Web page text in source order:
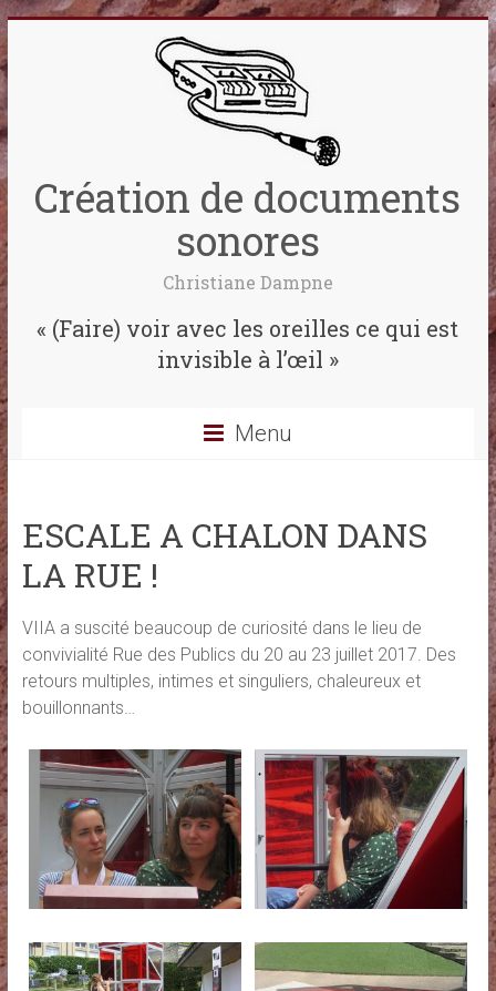
Création de documents
sonores
Christiane Dampne
« (Faire) voir avec les oreilles ce qui est
invisible à l’œil »
Menu
ESCALE A CHALON DANS
LA RUE !
VIIA a suscité beaucoup de curiosité dans le lieu de
convivialité Rue des Publics du 20 au 23 juillet 2017. Des
retours multiples, intimes et singuliers, chaleureux et
bouillonnants…